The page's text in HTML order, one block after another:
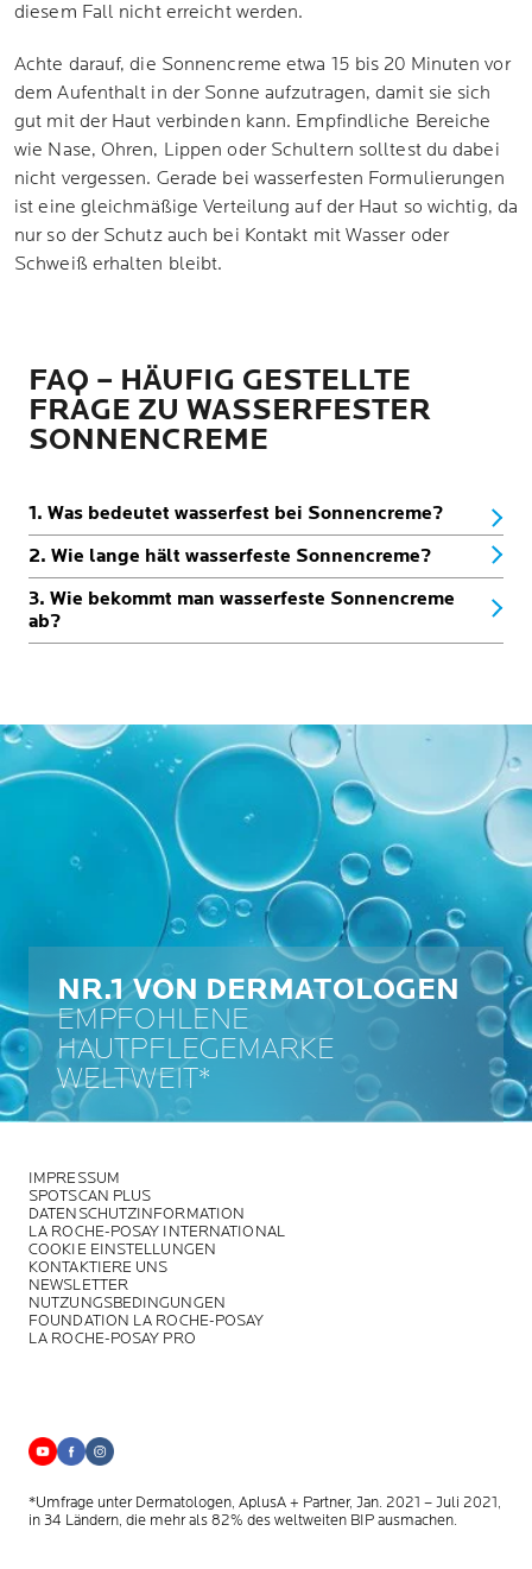
diesem Fall nicht erreicht werden.
Achte darauf, die Sonnencreme etwa 15 bis 20 Minuten vor
dem Aufenthalt in der Sonne aufzutragen, damit sie sich
gut mit der Haut verbinden kann. Empfindliche Bereiche
wie Nase, Ohren, Lippen oder Schultern solltest du dabei
nicht vergessen. Gerade bei wasserfesten Formulierungen
ist eine gleichmäßige Verteilung auf der Haut so wichtig, da
nur so der Schutz auch bei Kontakt mit Wasser oder
Schweiß erhalten bleibt.
FAQ – HÄUFIG GESTELLTE
FRAGE ZU WASSERFESTER
SONNENCREME
1. Was bedeutet wasserfest bei Sonnencreme?
2. Wie lange hält wasserfeste Sonnencreme?
3. Wie bekommt man wasserfeste Sonnencreme
ab?
NR.1 VON DERMATOLOGEN
EMPFOHLENE
HAUTPFLEGEMARKE
WELTWEIT*
IMPRESSUM
SPOTSCAN PLUS
DATENSCHUTZINFORMATION
LA ROCHE-POSAY INTERNATIONAL
COOKIE EINSTELLUNGEN
KONTAKTIERE UNS
NEWSLETTER
NUTZUNGSBEDINGUNGEN
FOUNDATION LA ROCHE-POSAY
LA ROCHE-POSAY PRO
*Umfrage unter Dermatologen, AplusA + Partner, Jan. 2021 – Juli 2021,
in 34 Ländern, die mehr als 82% des weltweiten BIP ausmachen.